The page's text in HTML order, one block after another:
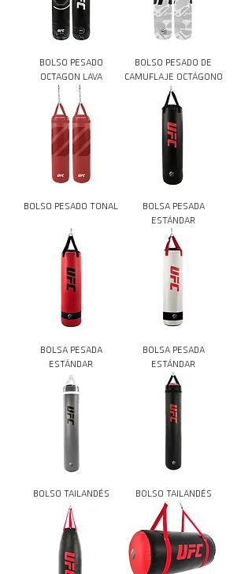
BOLSO PESADO
OCTAGON LAVA
BOLSO PESADO DE
CAMUFLAJE OCTÁGONO
BOLSO PESADO TONAL
BOLSA PESADA
ESTÁNDAR
BOLSA PESADA
ESTÁNDAR
BOLSA PESADA
ESTÁNDAR
BOLSO TAILANDÉS BOLSO TAILANDÉS